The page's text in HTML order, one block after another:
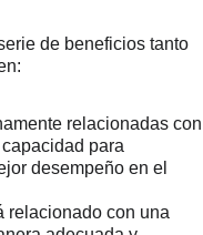
de beneficios tanto
relacionadas con
para
desempeño en el
relacionado con una